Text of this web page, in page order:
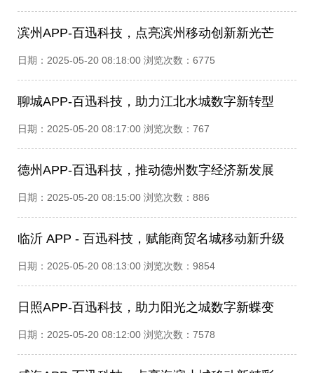
滨州APP-百迅科技，点亮滨州移动创新新光芒​
日期：2025-05-20 08:18:00 浏览次数：6775
聊城APP-百迅科技，助力江北水城数字新转型​
日期：2025-05-20 08:17:00 浏览次数：767
德州APP-百迅科技，推动德州数字经济新发展​
日期：2025-05-20 08:15:00 浏览次数：886
临沂 APP - 百迅科技，赋能商贸名城移动新升级​
日期：2025-05-20 08:13:00 浏览次数：9854
日照APP-百迅科技，助力阳光之城数字新蝶变​
日期：2025-05-20 08:12:00 浏览次数：7578